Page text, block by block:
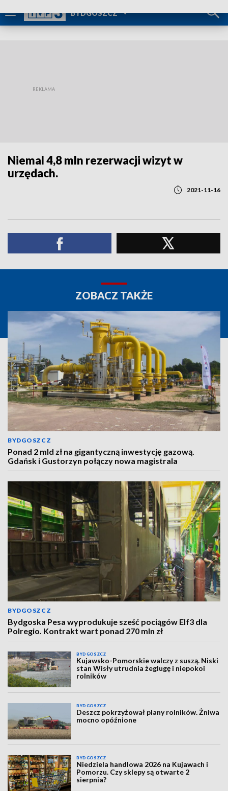
BYDGOSZCZ
TVP REGIONY
Niemal 4,8 mln rezerwacji wizyt w
urzędach.
2021-11-16
ZOBACZ TAKŻE
BYDGOSZCZ
Ponad 2 mld zł na gigantyczną inwestycję gazową.
Gdańsk i Gustorzyn połączy nowa magistrala
BYDGOSZCZ
Bydgoska Pesa wyprodukuje sześć pociągów Elf3 dla
Polregio. Kontrakt wart ponad 270 mln zł
BYDGOSZCZ
Kujawsko-Pomorskie walczy z suszą. Niski
stan Wisły utrudnia żeglugę i niepokoi
rolników
BYDGOSZCZ
Deszcz pokrzyżował plany rolników. Żniwa
mocno opóźnione
BYDGOSZCZ
Niedziela handlowa 2026 na Kujawach i
Pomorzu. Czy sklepy są otwarte 2
sierpnia?